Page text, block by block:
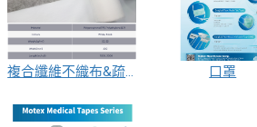
複合纖維不織布&疏水不織布（內層用） 口罩